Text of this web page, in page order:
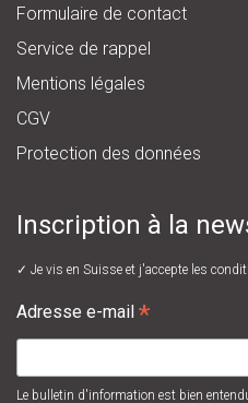
Formulaire de contact
Service de rappel
Mentions légales
CGV
Protection des données
Inscription à la
✓ Je vis en Suisse et j'accepte les
Adresse e-mail *
Le bulletin d'information est bien